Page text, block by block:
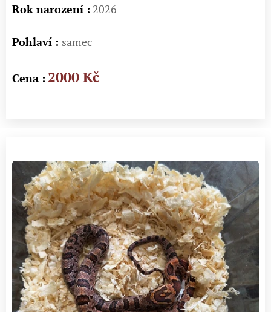
Rok narození : 2026
Pohlaví : samec
Cena : 2000 Kč